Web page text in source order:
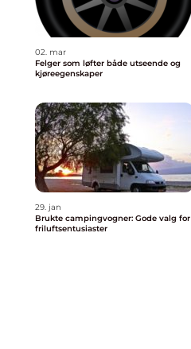
02. mar
Felger som løfter både utseende og
kjøreegenskaper
29. jan
Brukte campingvogner: Gode valg for
friluftsentusiaster